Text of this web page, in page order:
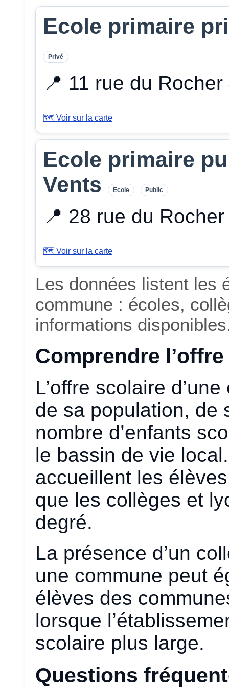
Ecole primaire
Privé
📍 11 rue du
🗺️ Voir sur la carte
Ecole primaire
Vents
Ecole Public
📍 28 rue du
🗺️ Voir sur la carte
Les données listent les
commune : écoles,
informations
Comprendre
L’offre scolaire
de sa population, de
nombre d’enfants
le bassin de vie
accueillent les
que les collèges et
degré.
La présence d’un
une commune peut
élèves des
lorsque
scolaire plus large.
Questions